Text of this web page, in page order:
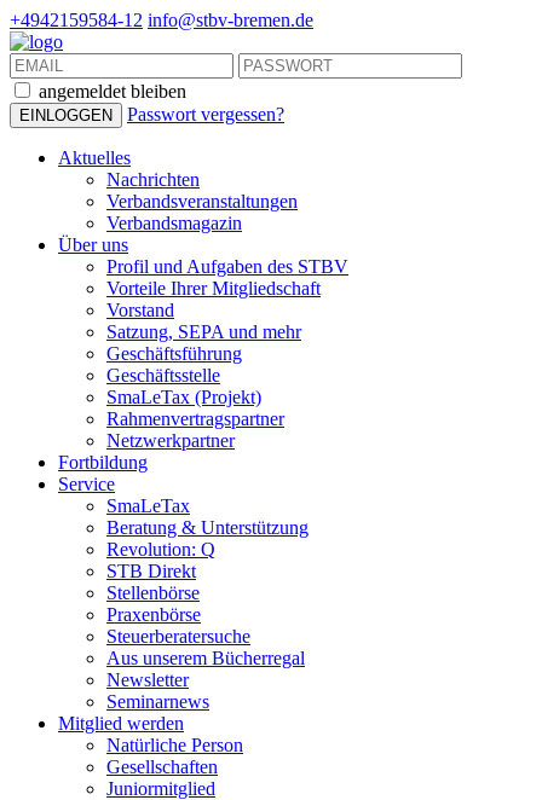
+4942159584-12 info@stbv-bremen.de
angemeldet bleiben
Passwort vergessen?
Aktuelles
Nachrichten
Verbandsveranstaltungen
Verbandsmagazin
Über uns
Profil und Aufgaben des STBV
Vorteile Ihrer Mitgliedschaft
Vorstand
Satzung, SEPA und mehr
Geschäftsführung
Geschäftsstelle
SmaLeTax (Projekt)
Rahmenvertragspartner
Netzwerkpartner
Fortbildung
Service
SmaLeTax
Beratung & Unterstützung
Revolution: Q
STB Direkt
Stellenbörse
Praxenbörse
Steuerberatersuche
Aus unserem Bücherregal
Newsletter
Seminarnews
Mitglied werden
Natürliche Person
Gesellschaften
Juniormitglied